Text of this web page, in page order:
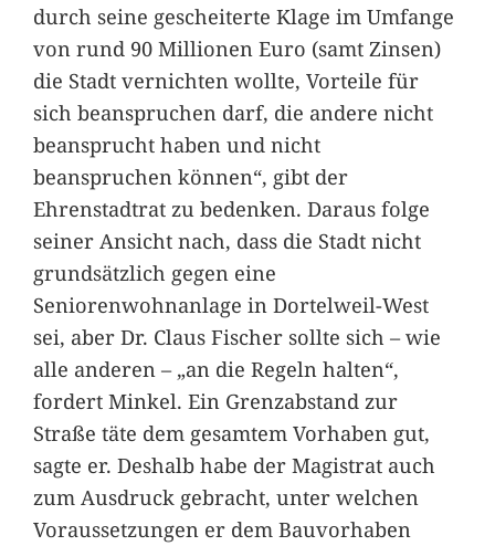
durch seine gescheiterte Klage im Umfange
von rund 90 Millionen Euro (samt Zinsen)
die Stadt vernichten wollte, Vorteile für
sich beanspruchen darf, die andere nicht
beansprucht haben und nicht
beanspruchen können“, gibt der
Ehrenstadtrat zu bedenken. Daraus folge
seiner Ansicht nach, dass die Stadt nicht
grundsätzlich gegen eine
Seniorenwohnanlage in Dortelweil-West
sei, aber Dr. Claus Fischer sollte sich – wie
alle anderen – „an die Regeln halten“,
fordert Minkel. Ein Grenzabstand zur
Straße täte dem gesamtem Vorhaben gut,
sagte er. Deshalb habe der Magistrat auch
zum Ausdruck gebracht, unter welchen
Voraussetzungen er dem Bauvorhaben